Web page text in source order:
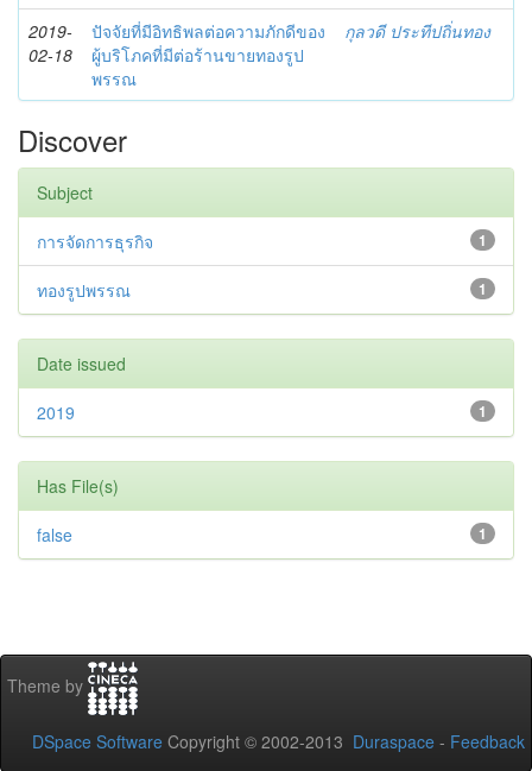
2019-
02-18
ปัจจัยที่มีอิทธิพลต่อความภักดีของ
ผู้บริโภคที่มีต่อร้านขายทองรูป
พรรณ
กุลวดี ประทีปถิ่นทอง
Discover
Subject
1
การจัดการธุรกิจ
1
ทองรูปพรรณ
Date issued
1
2019
Has File(s)
1
false
Theme by
DSpace Software Copyright © 2002-2013 Duraspace - Feedback